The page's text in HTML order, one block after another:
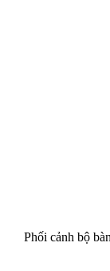
Phối cảnh bộ